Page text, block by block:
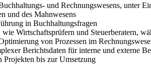
und Rechnungswesens, unter
und des Mahnwesens
in Buchhaltungsfragen
Wirtschaftsprüfern und Steuerberatern,
von Prozessen im
Berichtsdaten für interne und externe
Projekten bis zur Umsetzung